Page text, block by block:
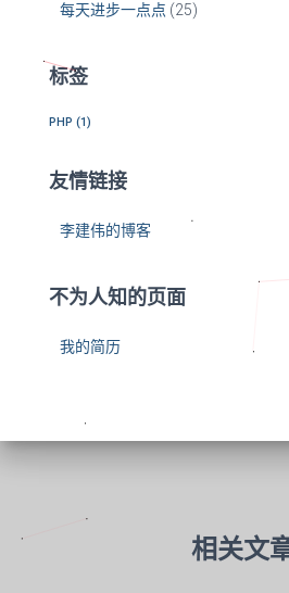
每天进步一点点 (25)
标签
PHP (1)
友情链接
李建伟的博客
不为人知的页面
我的简历
相关文